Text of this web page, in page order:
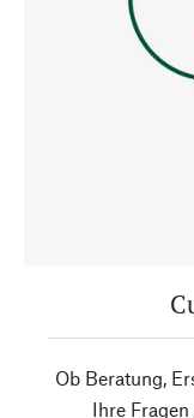
Ob Beratung,
Ihre